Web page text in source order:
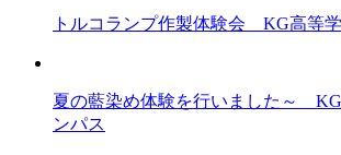
トルコランプ作製体験会 KG高等
夏の藍染め体験を行いました～
ンパス